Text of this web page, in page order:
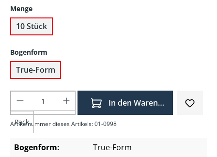
Menge
10 Stück
Bogenform
True-Form
Produkt Anzahl: Gib den gewünschten
Pack
In den Warenkorb
Artikelnummer dieses Artikels: 01-0998
Bogenform:
True-Form